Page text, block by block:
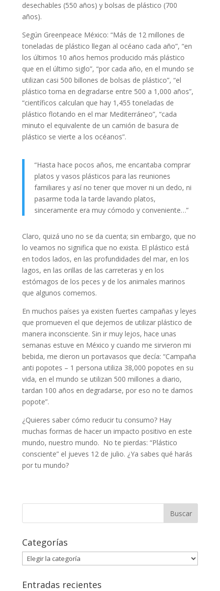
desechables (550 años) y bolsas de plástico (700
años).
Según Greenpeace México: “Más de 12 millones de
toneladas de plástico llegan al océano cada año”, “en
los últimos 10 años hemos producido más plástico
que en el último siglo”, “por cada año, en el mundo se
utilizan casi 500 billones de bolsas de plástico”, “el
plástico toma en degradarse entre 500 a 1,000 años”,
“científicos calculan que hay 1,455 toneladas de
plástico flotando en el mar Mediterráneo”, “cada
minuto el equivalente de un camión de basura de
plástico se vierte a los océanos”.
“Hasta hace pocos años, me encantaba comprar
platos y vasos plásticos para las reuniones
familiares y así no tener que mover ni un dedo, ni
pasarme toda la tarde lavando platos,
sinceramente era muy cómodo y conveniente…”
Claro, quizá uno no se da cuenta; sin embargo, que no
lo veamos no significa que no exista. El plástico está
en todos lados, en las profundidades del mar, en los
lagos, en las orillas de las carreteras y en los
estómagos de los peces y de los animales marinos
que algunos comemos.
En muchos países ya existen fuertes campañas y leyes
que promueven el que dejemos de utilizar plástico de
manera inconsciente. Sin ir muy lejos, hace unas
semanas estuve en México y cuando me sirvieron mi
bebida, me dieron un portavasos que decía: “Campaña
anti popotes – 1 persona utiliza 38,000 popotes en su
vida, en el mundo se utilizan 500 millones a diario,
tardan 100 años en degradarse, por eso no te damos
popote”.
¿Quieres saber cómo reducir tu consumo? Hay
muchas formas de hacer un impacto positivo en este
mundo, nuestro mundo. No te pierdas: “Plástico
consciente” el jueves 12 de julio. ¿Ya sabes qué harás
por tu mundo?
Categorías
Categorías
Entradas recientes